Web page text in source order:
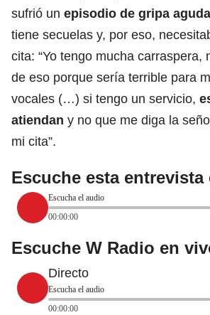
sufrió un episodio de gripa aguda
tiene secuelas y, por eso,
cita: “Yo tengo mucha carraspera,
de eso porque sería terrible para
vocales (…) si tengo un servicio,
atiendan y no que me diga la
mi cita”.
Escuche esta entrevista
Escucha el audio
00:00:00
Escuche W Radio en
Directo
Escucha el audio
00:00:00